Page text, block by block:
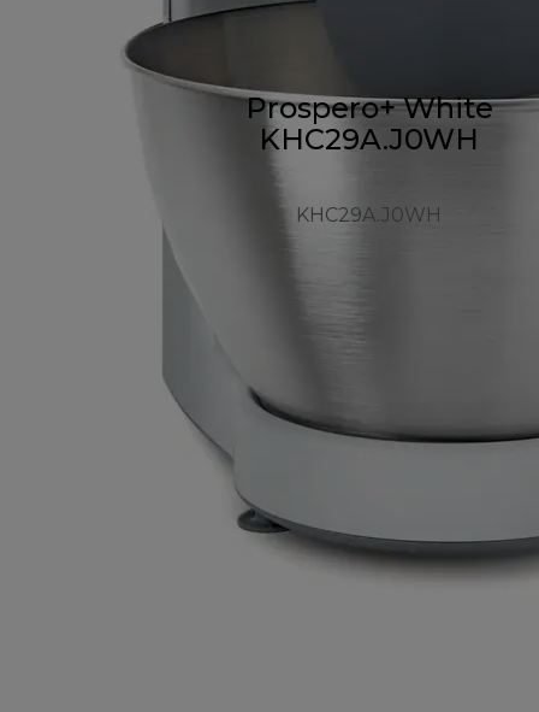
Prospero+ White
KHC29A.J0WH
KHC29A.J0WH